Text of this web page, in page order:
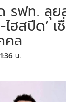
รฟท. ลุย
ไฮสปีด’
คล
น.